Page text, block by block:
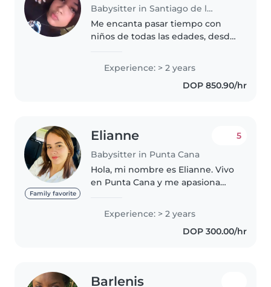
Babysitter in Santiago de los Caballeros
Me encanta pasar tiempo con
niños de todas las edades, desde
2 años de experiencia como
niñera, y disfruto de actividades
como dibujar, leer cuentos,..
Experience: > 2 years
DOP 850.90/hr
Family favorite
Elianne
Babysitter in Punta Cana
5
Hola, mi nombre es Elianne. Vivo
en Punta Cana y me apasiona
cariñosa. Cuento con experiencia
previa en el área de salud,..
Experience: > 2 years
DOP 300.00/hr
Barlenis